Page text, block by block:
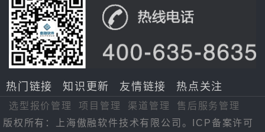
热门链接 知识更新 友情链接 热点关注
选型报价管理 项目管理 渠道管理
售后服务管理
版权所有：上海傲融软件技术有限公司。ICP备案许可